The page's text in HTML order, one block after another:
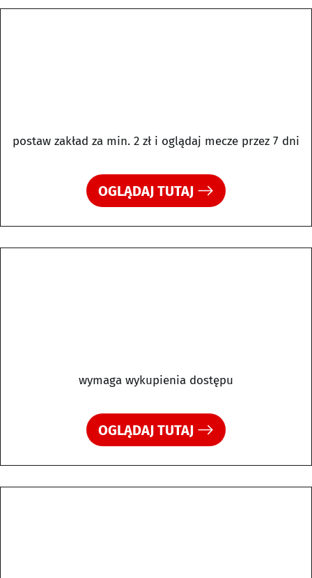
postaw zakład za min. 2 zł i oglądaj mecze przez 7 dni
OGLĄDAJ TUTAJ
wymaga wykupienia dostępu
OGLĄDAJ TUTAJ